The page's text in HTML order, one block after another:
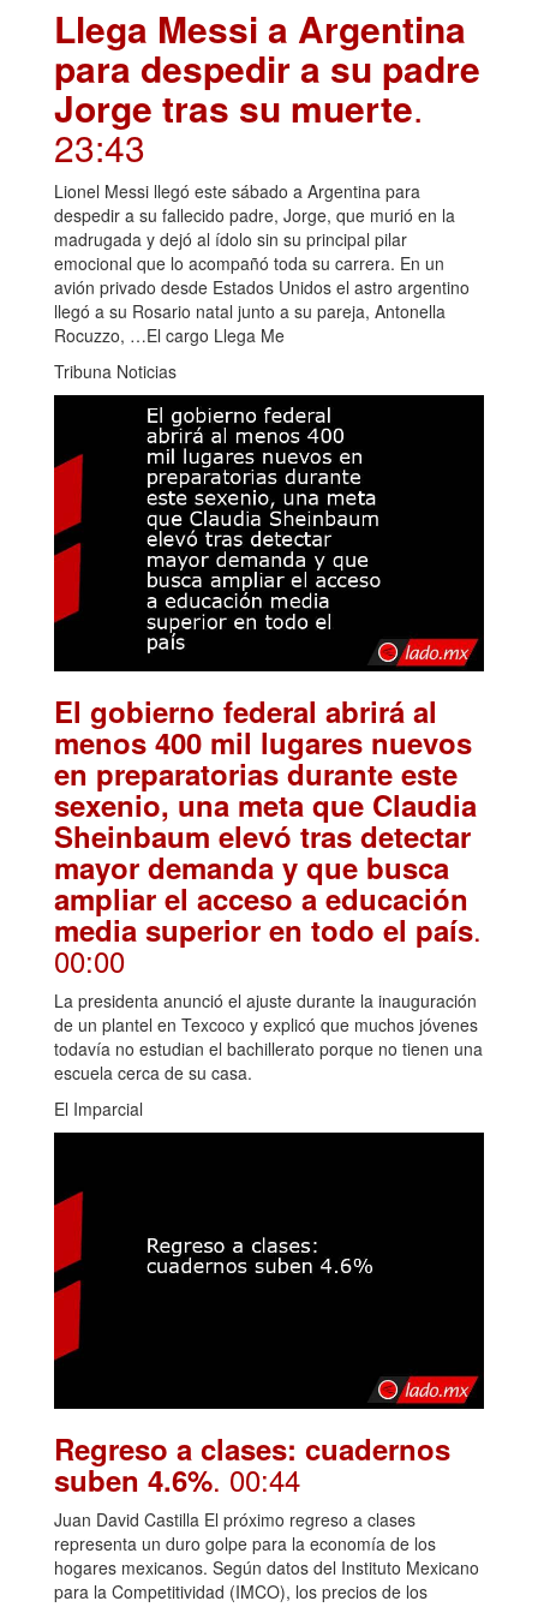
Llega Messi a Argentina
para despedir a su padre
Jorge tras su muerte.
23:43
Lionel Messi llegó este sábado a Argentina para
despedir a su fallecido padre, Jorge, que murió en la
madrugada y dejó al ídolo sin su principal pilar
emocional que lo acompañó toda su carrera. En un
avión privado desde Estados Unidos el astro argentino
llegó a su Rosario natal junto a su pareja, Antonella
Rocuzzo, …El cargo Llega Me
Tribuna Noticias
El gobierno federal abrirá al
menos 400 mil lugares nuevos
en preparatorias durante este
sexenio, una meta que Claudia
Sheinbaum elevó tras detectar
mayor demanda y que busca
ampliar el acceso a educación
media superior en todo el país.
00:00
La presidenta anunció el ajuste durante la inauguración
de un plantel en Texcoco y explicó que muchos jóvenes
todavía no estudian el bachillerato porque no tienen una
escuela cerca de su casa.
El Imparcial
Regreso a clases: cuadernos
suben 4.6%. 00:44
Juan David Castilla El próximo regreso a clases
representa un duro golpe para la economía de los
hogares mexicanos. Según datos del Instituto Mexicano
para la Competitividad (IMCO), los precios de los